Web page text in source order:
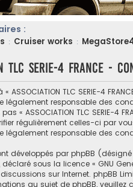
:
: Cruiser works :
TLC SERIE-4 FRANCE
ASSOCIATION TLC SERIE-4
légalement responsable des
pas « ASSOCIATION TLC SERIE-
régulièrement celles-ci par
légalement responsable des
développés par phpBB (désigné
déclaré sous la licence « GNU
sur Internet. phpBB
au sujet de phpBB, veuillez